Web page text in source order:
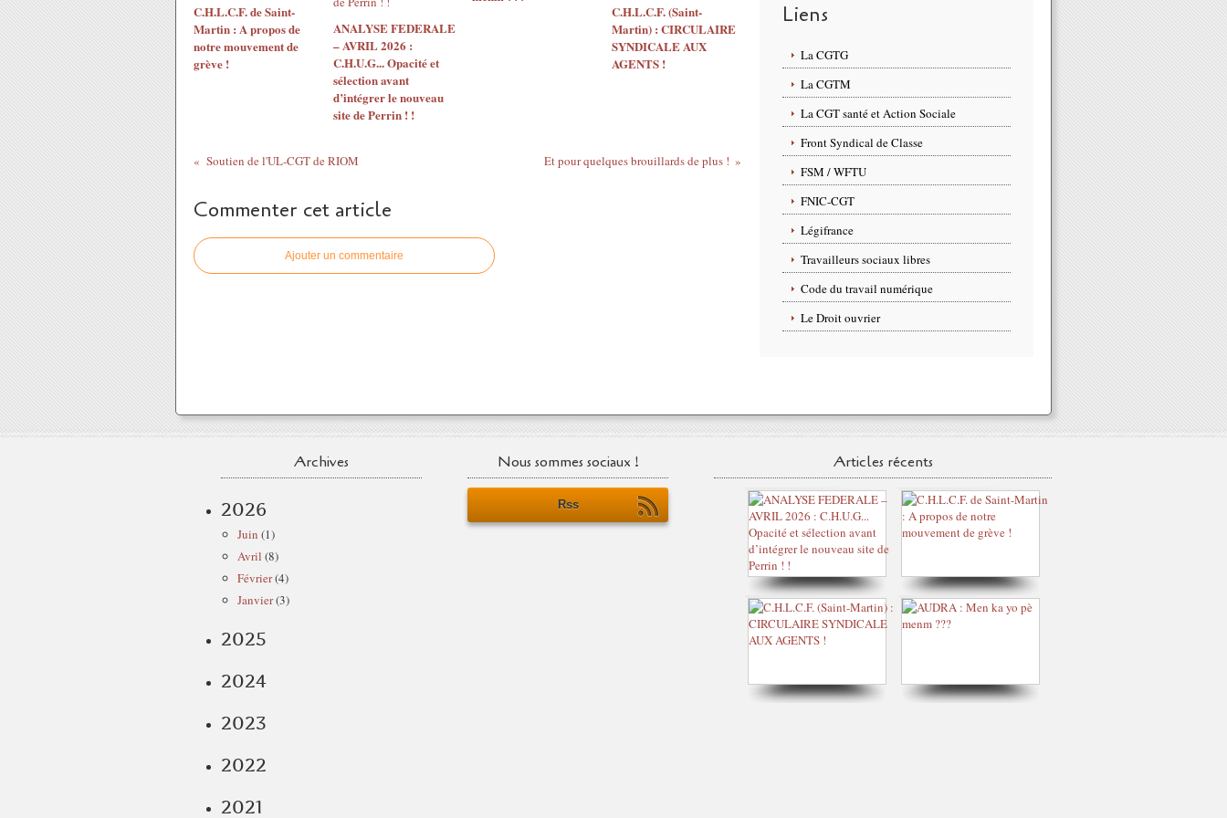
C.H.L.C.F. de Saint-
Martin : A propos de
notre mouvement de
grève !
ANALYSE FEDERALE
– AVRIL 2026 :
C.H.U.G... Opacité et
sélection avant
d’intégrer le nouveau
site de Perrin ! !
C.H.L.C.F. (Saint-
Martin) : CIRCULAIRE
SYNDICALE AUX
AGENTS !
Soutien de l'UL-CGT de RIOM Et pour quelques brouillards de plus !
Commenter cet article
Ajouter un commentaire
Liens
La CGTG
La CGTM
La CGT santé et Action Sociale
Front Syndical de Classe
FSM / WFTU
FNIC-CGT
Légifrance
Travailleurs sociaux libres
Code du travail numérique
Le Droit ouvrier
Archives
2026
Juin (1)
Avril (8)
Février(4)
Janvier(3)
2025
2024
2023
2022
2021
Nous sommes sociaux !
Rss
Articles récents